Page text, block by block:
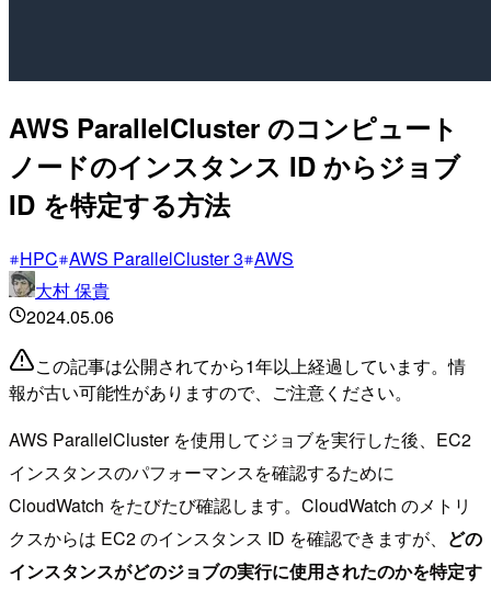
AWS ParallelCluster のコンピュート
ノードのインスタンス ID からジョブ
ID を特定する方法
HPC AWS ParallelCluster 3 AWS
大村 保貴
2024.05.06
この記事は公開されてから1年以上経過しています。情
報が古い可能性がありますので、ご注意ください。
AWS ParallelCluster を使用してジョブを実行した後、EC2
インスタンスのパフォーマンスを確認するために
CloudWatch をたびたび確認します。CloudWatch のメトリ
クスからは EC2 のインスタンス ID を確認できますが、 どの
インスタンスがどのジョブの実行に使用されたのかを特定す